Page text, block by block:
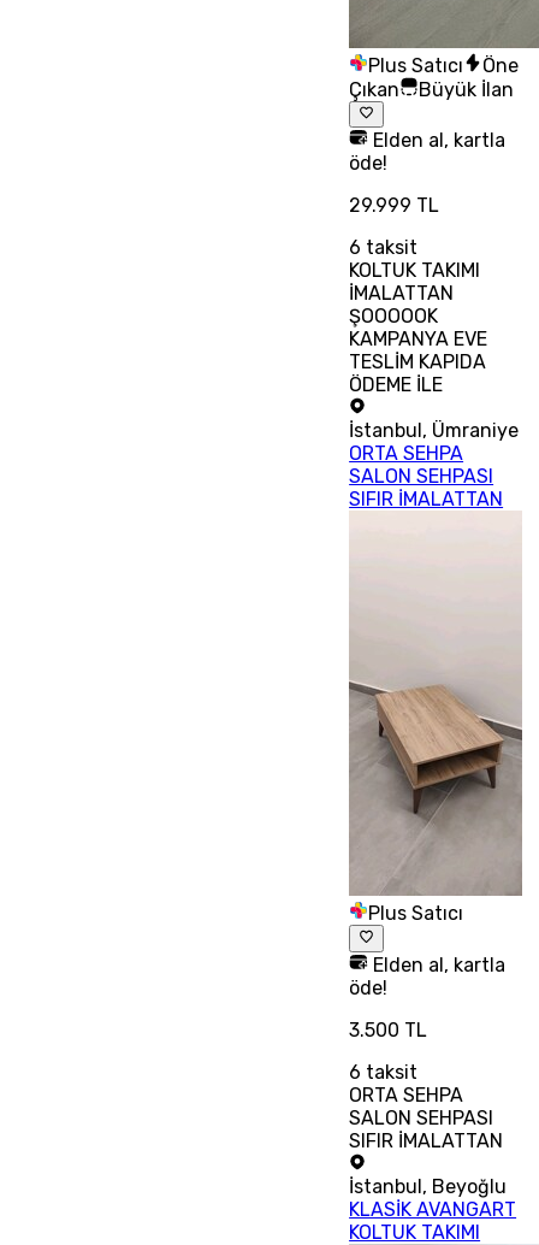
Plus Satıcı
Öne
Çıkan
Büyük İlan
Elden al, kartla
öde!
29.999 TL
6 taksit
KOLTUK TAKIMI
İMALATTAN
ŞOOOOOK
KAMPANYA EVE
TESLİM KAPIDA
ÖDEME İLE
İstanbul , Ümraniye
ORTA SEHPA
SALON SEHPASI
SIFIR İMALATTAN
Plus Satıcı
Elden al, kartla
öde!
3.500 TL
6 taksit
ORTA SEHPA
SALON SEHPASI
SIFIR İMALATTAN
İstanbul, Beyoğlu
KLASİK AVANGART
KOLTUK TAKIMI